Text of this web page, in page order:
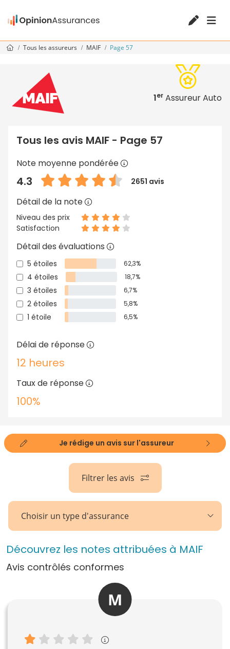
Tous les assureurs MAIF Page 57
Tous les avis MAIF - Page 57
Note moyenne pondérée
4.3 2651 avis
Détail de la note
Niveau des prix
Satisfaction
Détail des évaluations
5 étoiles 62,3%
4 étoiles 18,7%
3 étoiles 6,7%
2 étoiles 5,8%
1 étoile 6,5%
Délai de réponse
12 heures
Taux de réponse
100%
1er Assureur Auto
Je rédige un avis sur l'assureur
Filtrer les avis
Choisir un type d'assurance
Découvrez les notes attribuées à MAIF
Avis contrôlés conformes
M